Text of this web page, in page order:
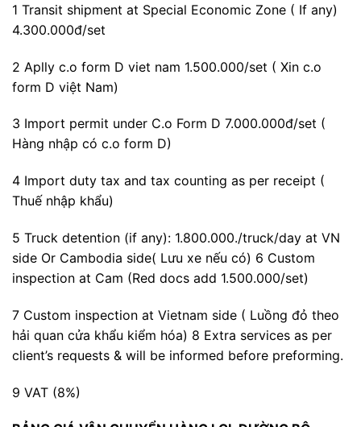
1 Transit shipment at Special Economic Zone ( If any)
4.300.000đ/set
2 Aplly c.o form D viet nam 1.500.000/set ( Xin c.o
form D việt Nam)
3 Import permit under C.o Form D 7.000.000đ/set (
Hàng nhập có c.o form D)
4 Import duty tax and tax counting as per receipt (
Thuế nhập khẩu)
5 Truck detention (if any): 1.800.000./truck/day at VN
side Or Cambodia side( Lưu xe nếu có) 6 Custom
inspection at Cam (Red docs add 1.500.000/set)
7 Custom inspection at Vietnam side ( Luồng đỏ theo
hải quan cửa khẩu kiểm hóa) 8 Extra services as per
client’s requests & will be informed before preforming.
9 VAT (8%)